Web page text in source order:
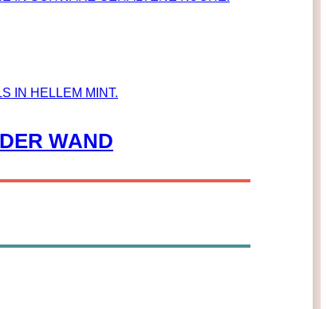
WAND